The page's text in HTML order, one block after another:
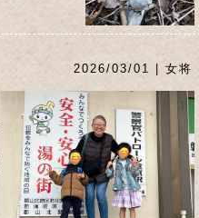
2026/03/01 | 女将